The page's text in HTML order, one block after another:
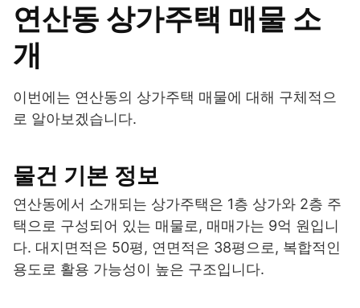
연산동 상가주택 매물 소
개
이번에는 연산동의 상가주택 매물에 대해 구체적으
로 알아보겠습니다.
물건 기본 정보
연산동에서 소개되는 상가주택은 1층 상가와 2층 주
택으로 구성되어 있는 매물로, 매매가는 9억 원입니
다. 대지면적은 50평, 연면적은 38평으로, 복합적인
용도로 활용 가능성이 높은 구조입니다.